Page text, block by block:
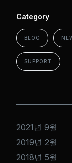
Category
BLOG
SUPPORT
2021년 9월
2019년 2월
2018년 5월